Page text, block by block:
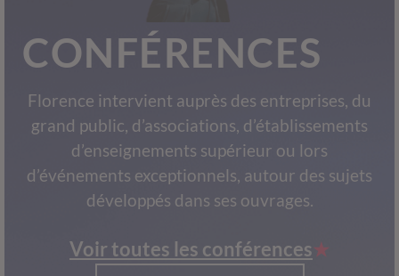
CONFÉRENCES
Florence intervient auprès des entreprises, du
grand public, d’associations, d’établissements
d’enseignements supérieur ou lors
d’événements exceptionnels, autour des sujets
développés dans ses ouvrages.
Voir toutes les conférences